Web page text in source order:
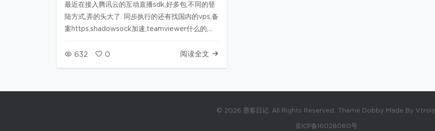
最近在接入腾讯云的互动直播sdk,好多包,不同的登
陆方式,弄的头大了. 同步执行的还有找国内的vps,备
案https,shadowsock加速,teamviewer什么的,学
都放在正事上. 互动直播我的理解是群视频, 是每个
632 0 阅读全文
© 2026 墨客日记. All Rights Reserved. Theme Dobby Made By
京ICP备16028080号